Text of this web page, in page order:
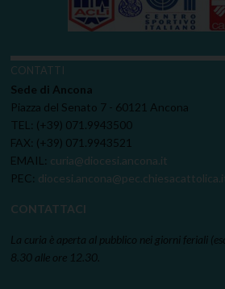
CONTATTI
Sede di Ancona
Piazza del Senato 7 - 60121 Ancona
TEL: (+39) 071.9943500
FAX: (+39) 071.9943521
EMAIL: curia@diocesi.ancona.it
PEC:
CONTATTACI
La curia è aperta al pubblico nei giorni feriali
8.30 alle ore 12.30.